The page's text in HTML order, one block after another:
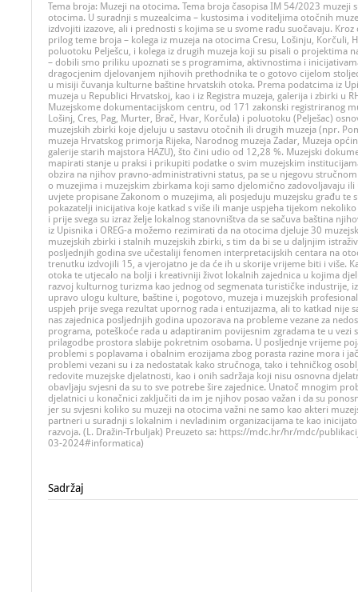
Tema broja: Muzeji na otocima. Tema broja časopisa IM 54/2023 muzeji
otocima. U suradnji s muzealcima – kustosima i voditeljima otočnih
izdvojiti izazove, ali i prednosti s kojima se u svome radu suočavaju.
prilog teme broja – kolega iz muzeja na otocima Cresu, Lošinju, Korčuli,
poluotoku Pelješcu, i kolega iz drugih muzeja koji su pisali o projektima
– dobili smo priliku upoznati se s programima, aktivnostima i
dragocjenim djelovanjem njihovih prethodnika te o gotovo cijelom
u misiji čuvanja kulturne baštine hrvatskih otoka. Prema podatcima iz
muzeja u Republici Hrvatskoj, kao i iz Registra muzeja, galerija i zbirki u
Muzejskome dokumentacijskom centru, od 171 zakonski registriranog
Lošinj, Cres, Pag, Murter, Brač, Hvar, Korčula) i poluotoku (Pelješac)
muzejskih zbirki koje djeluju u sastavu otočnih ili drugih muzeja (npr.
muzeja Hrvatskog primorja Rijeka, Narodnog muzeja Zadar, Muzeja
galerije starih majstora HAZU), što čini udio od 12,28 %. Muzejski
mapirati stanje u praksi i prikupiti podatke o svim muzejskim
obzira na njihov pravno-administrativni status, pa se u njegovu
o muzejima i muzejskim zbirkama koji samo djelomično zadovoljavaju ili
uvjete propisane Zakonom o muzejima, ali posjeduju muzejsku građu te
pokazatelji inicijativa koje katkad s više ili manje uspjeha tijekom
i prije svega su izraz želje lokalnog stanovništva da se sačuva baština
iz Upisnika i OREG-a možemo rezimirati da na otocima djeluje 30
muzejskih zbirki i stalnih muzejskih zbirki, s tim da bi se u daljnjim
posljednjih godina sve učestaliji fenomen interpretacijskih centara na
trenutku izdvojili 15, a vjerojatno je da će ih u skorije vrijeme biti i više.
otoka te utjecalo na bolji i kreativniji život lokalnih zajednica u kojima
razvoj kulturnog turizma kao jednog od segmenata turističke industrije,
upravo ulogu kulture, baštine i, pogotovo, muzeja i muzejskih
uspjeh prije svega rezultat upornog rada i entuzijazma, ali to katkad nije
nas zajednica posljednjih godina upozorava na probleme vezane za
programa, poteškoće rada u adaptiranim povijesnim zgradama te u vezi
prilagodbe prostora slabije pokretnim osobama. U posljednje vrijeme
problemi s poplavama i obalnim erozijama zbog porasta razine mora i
problemi vezani su i za nedostatak kako stručnoga, tako i tehničkog
redovite muzejske djelatnosti, kao i onih sadržaja koji nisu osnovna
obavljaju svjesni da su to sve potrebe šire zajednice. Unatoč mnogim
djelatnici u konačnici zaključiti da im je njihov posao važan i da su
jer su svjesni koliko su muzeji na otocima važni ne samo kao akteri
partneri u suradnji s lokalnim i nevladinim organizacijama te kao
razvoja. (L. Dražin-Trbuljak) Preuzeto sa: https://mdc.hr/hr/mdc/
03-2024#informatica)
Sadržaj